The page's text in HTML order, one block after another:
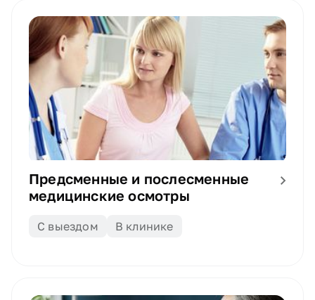
Предсменные и послесменные
медицинские осмотры
С выездом В клинике